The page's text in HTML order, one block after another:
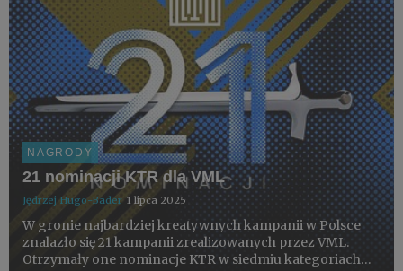
NAGRODY
21 nominacji KTR dla VML
Jędrzej Hugo-Bader 1 lipca 2025
W gronie najbardziej kreatywnych kampanii w Polsce
znalazło się 21 kampanii zrealizowanych przez VML.
Otrzymały one nominacje KTR w siedmiu kategoriach